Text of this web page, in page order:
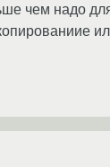
чем надо